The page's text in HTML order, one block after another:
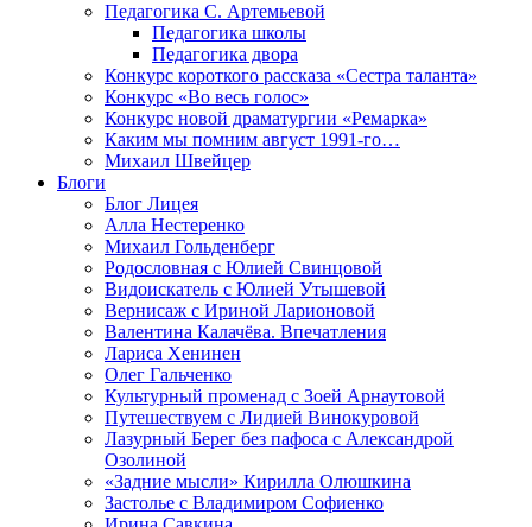
Педагогика С. Артемьевой
Педагогика школы
Педагогика двора
Конкурс короткого рассказа «Сестра таланта»
Конкурс «Во весь голос»
Конкурс новой драматургии «Ремарка»
Каким мы помним август 1991-го…
Михаил Швейцер
Блоги
Блог Лицея
Алла Нестеренко
Михаил Гольденберг
Родословная с Юлией Свинцовой
Видоискатель с Юлией Утышевой
Вернисаж с Ириной Ларионовой
Валентина Калачёва. Впечатления
Лариса Хенинен
Олег Гальченко
Культурный променад с Зоей Арнаутовой
Путешествуем с Лидией Винокуровой
Лазурный Берег без пафоса с Александрой
Озолиной
«Задние мысли» Кирилла Олюшкина
Застолье с Владимиром Софиенко